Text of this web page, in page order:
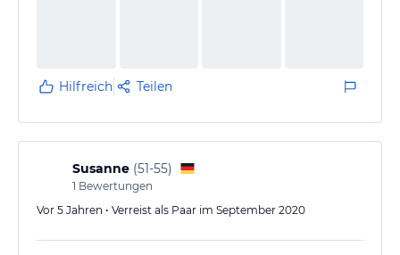
Hilfreich Teilen
Susanne (51-55)
1 Bewertungen
Vor 5 Jahren • Verreist als Paar im September 2020